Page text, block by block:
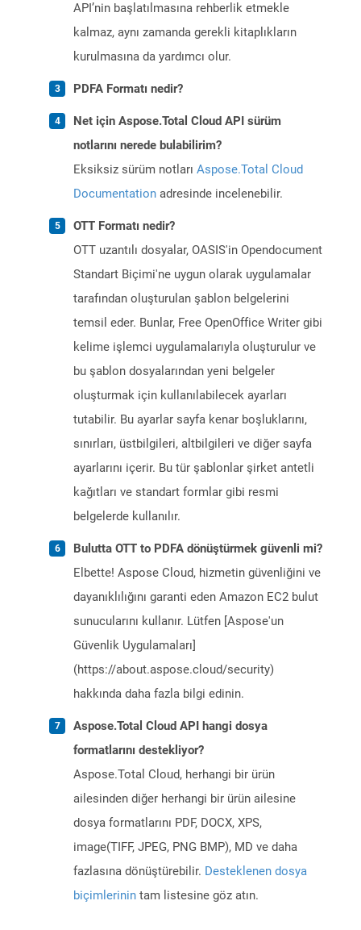
API’nin başlatılmasına rehberlik etmekle
kalmaz, aynı zamanda gerekli kitaplıkların
kurulmasına da yardımcı olur.
PDFA Formatı nedir?
Net için Aspose.Total Cloud API sürüm
notlarını nerede bulabilirim?
Eksiksiz sürüm notları Aspose.Total Cloud
Documentation adresinde incelenebilir.
OTT Formatı nedir?
OTT uzantılı dosyalar, OASIS'in Opendocument
Standart Biçimi'ne uygun olarak uygulamalar
tarafından oluşturulan şablon belgelerini
temsil eder. Bunlar, Free OpenOffice Writer gibi
kelime işlemci uygulamalarıyla oluşturulur ve
bu şablon dosyalarından yeni belgeler
oluşturmak için kullanılabilecek ayarları
tutabilir. Bu ayarlar sayfa kenar boşluklarını,
sınırları, üstbilgileri, altbilgileri ve diğer sayfa
ayarlarını içerir. Bu tür şablonlar şirket antetli
kağıtları ve standart formlar gibi resmi
belgelerde kullanılır.
Bulutta OTT to PDFA dönüştürmek güvenli mi?
Elbette! Aspose Cloud, hizmetin güvenliğini ve
dayanıklılığını garanti eden Amazon EC2 bulut
sunucularını kullanır. Lütfen [Aspose'un
Güvenlik Uygulamaları]
(https://about.aspose.cloud/security)
hakkında daha fazla bilgi edinin.
Aspose.Total Cloud API hangi dosya
formatlarını destekliyor?
Aspose.Total Cloud, herhangi bir ürün
ailesinden diğer herhangi bir ürün ailesine
dosya formatlarını PDF, DOCX, XPS,
image(TIFF, JPEG, PNG BMP), MD ve daha
fazlasına dönüştürebilir. Desteklenen dosya
biçimlerinin tam listesine göz atın.